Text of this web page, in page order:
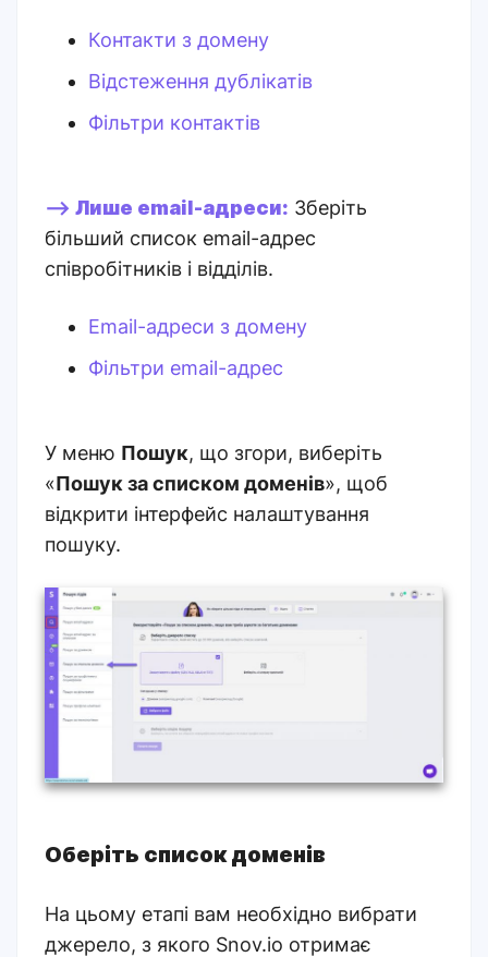
Контакти з домену
Відстеження дублікатів
Фільтри контактів
--> Лише email-адреси: Зберіть
більший список email-адрес
співробітників і відділів.
Email-адреси з домену
Фільтри email-адрес
У меню Пошук, що згори, виберіть
«Пошук за списком доменів», щоб
відкрити інтерфейс налаштування
пошуку.
Оберіть список доменів
На цьому етапі вам необхідно вибрати
джерело, з якого Snov.io отримає